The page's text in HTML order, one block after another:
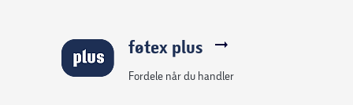
føtex plus
Fordele når du handler